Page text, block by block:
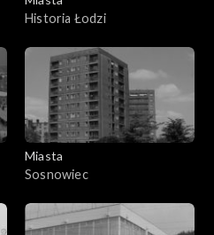
Historia Łodzi
Miasta
Sosnowiec